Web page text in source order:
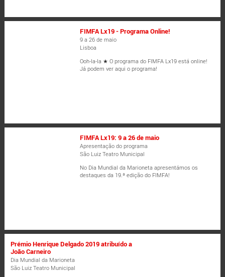
FIMFA Lx19 - Programa Online!
9 a 26 de maio
Lisboa
Ooh-la-la ★ O programa do FIMFA Lx19 está online!
Já podem ver aqui o programa!
FIMFA Lx19: 9 a 26 de maio
Apresentação do programa
São Luiz Teatro Municipal
No Dia Mundial da Marioneta apresentámos os
destaques da 19.ª edição do FIMFA!
Prémio Henrique Delgado 2019 atribuído a
João Carneiro
Dia Mundial da Marioneta
São Luiz Teatro Municipal